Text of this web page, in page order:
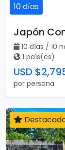
10 días
Japón
10 días / 10
1 país(es)
USD
por persona